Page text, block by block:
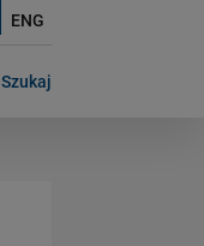
ENG
Szukaj